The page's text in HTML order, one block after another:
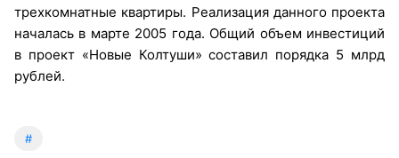
трехкомнатные квартиры. Реализация данного проекта
началась в марте 2005 года. Общий объем инвестиций
в проект «Новые Колтуши» составил порядка 5 млрд
рублей.
#